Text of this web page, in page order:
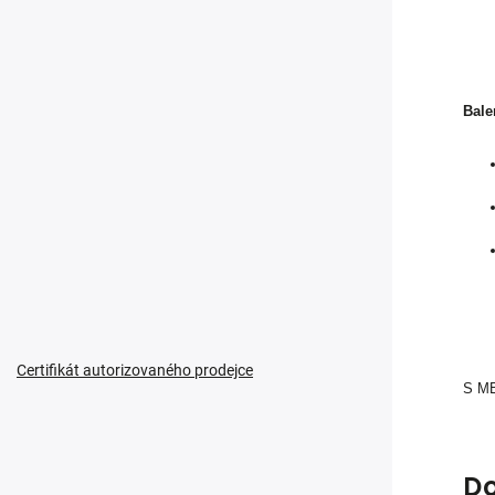
Certifikát autorizovaného prodejce
S